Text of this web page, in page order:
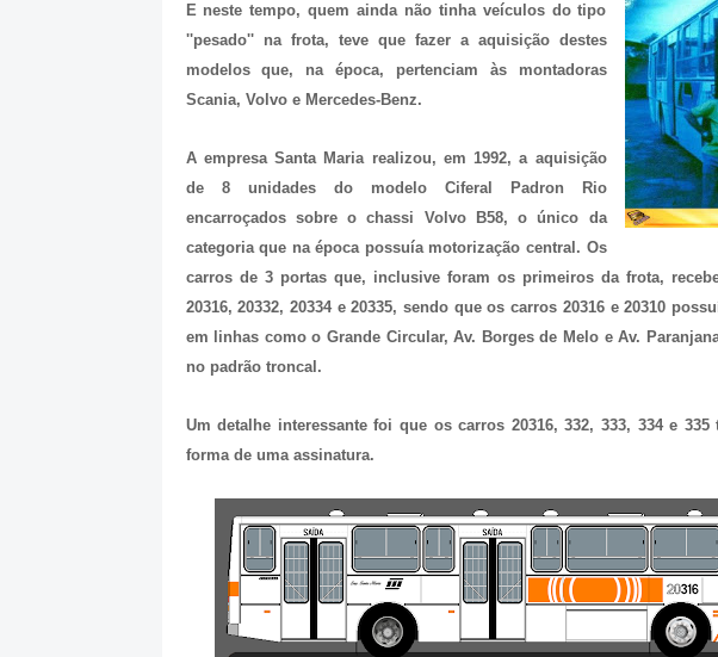
E neste tempo, quem ainda não tinha veículos do tipo
''pesado'' na frota, teve que fazer a aquisição destes
modelos que, na época, pertenciam às montadoras
Scania, Volvo e Mercedes-Benz.
A empresa Santa Maria realizou, em 1992, a aquisição
de 8 unidades do modelo Ciferal Padron Rio
encarroçados sobre o chassi Volvo B58, o único da
categoria que na época possuía motorização central. Os
carros de 3 portas que, inclusive foram os primeiros da frota,
20316, 20332, 20334 e 20335, sendo que os carros 20316 e 20310
em linhas como o Grande Circular, Av. Borges de Melo e Av.
no padrão troncal.
Um detalhe interessante foi que os carros 20316, 332, 333, 334 e
forma de uma assinatura.